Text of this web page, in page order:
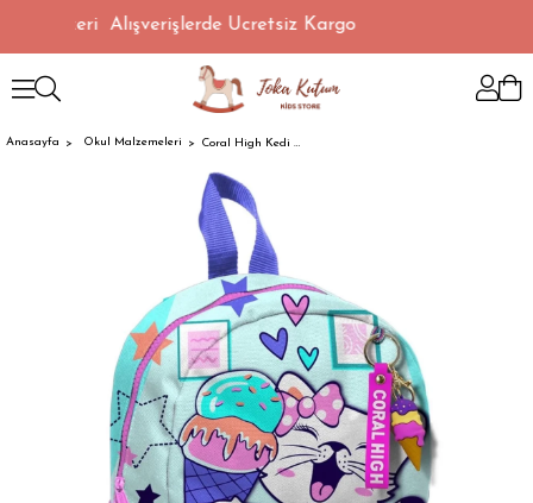
TL Üzeri Alışverişlerde Ücretsiz Kargo
Anasayfa Okul Malzemeleri Coral High Kedi Desen Anaokulu ve 1. Sınıf Çanta